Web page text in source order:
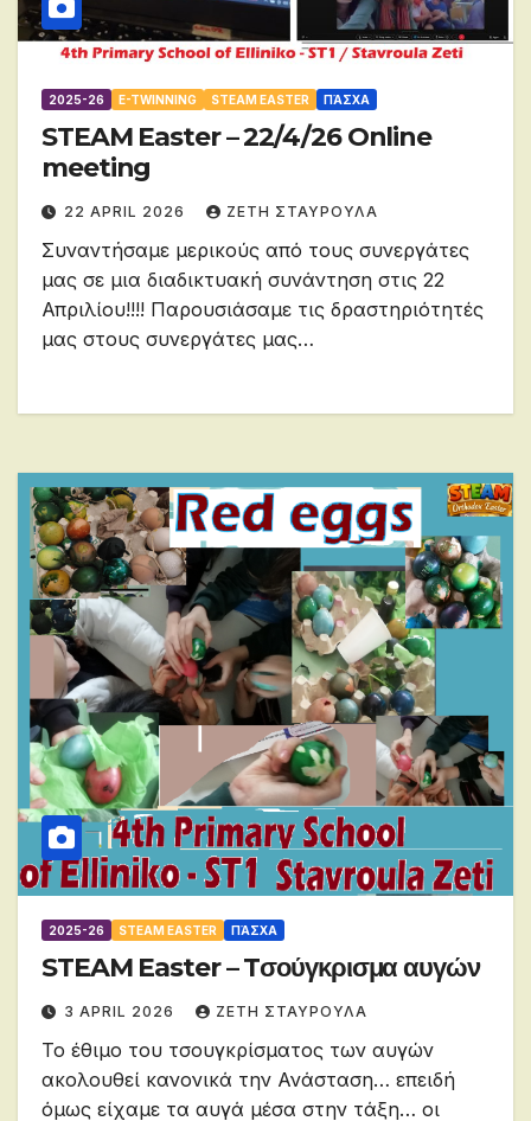
2025-26 E-TWINNING STEAM EASTER ΠΆΣΧΑ
STEAM Easter – 22/4/26 Online
meeting
22 APRIL 2026 ΖΕΤΗ ΣΤΑΥΡΟΥΛΑ
Συναντήσαμε μερικούς από τους συνεργάτες
μας σε μια διαδικτυακή συνάντηση στις 22
Απριλίου!!!! Παρουσιάσαμε τις δραστηριότητές
μας στους συνεργάτες μας…
2025-26 STEAM EASTER ΠΆΣΧΑ
STEAM Easter – Tσούγκρισμα αυγών
3 APRIL 2026 ΖΕΤΗ ΣΤΑΥΡΟΥΛΑ
Το έθιμο του τσουγκρίσματος των αυγών
ακολουθεί κανονικά την Ανάσταση… επειδή
όμως είχαμε τα αυγά μέσα στην τάξη… οι